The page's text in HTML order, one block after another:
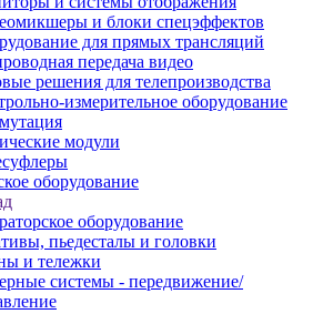
и блоки спецэффектов
для прямых трансляций
передача видео
решения для телепроизводства
измерительное оборудование
модули
оборудование
оборудование
пьедесталы и головки
и тележки
системы - передвижение/